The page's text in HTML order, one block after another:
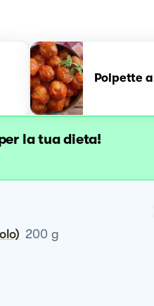
Polpette
la tua dieta!
200 g